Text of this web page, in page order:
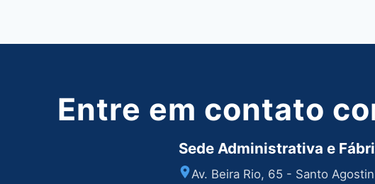
Entre em contato
Sede Administrativa e
Av. Beira Rio, 65 - Santo